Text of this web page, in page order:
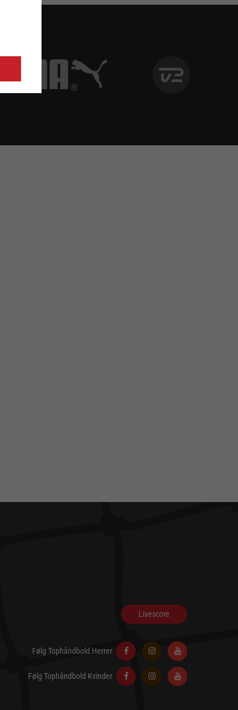
Livescore
Følg Tophåndbold Herrer
Følg Tophåndbold Kvinder